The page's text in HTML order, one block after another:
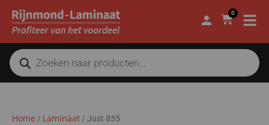
0
Home / Laminaat / Just 835